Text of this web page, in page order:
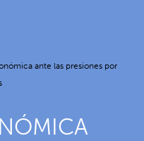
ante las presiones por